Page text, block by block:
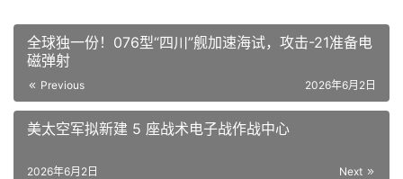
全球独一份！076型“四川”舰加速海试，攻击-21准备电
磁弹射
Previous 2026年6月2日
美太空军拟新建 5 座战术电子战作战中心
Next
2026年6月2日